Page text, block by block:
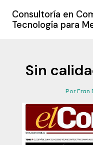
contenido
Consultoría en
Tecnología para
Sin
PorFran